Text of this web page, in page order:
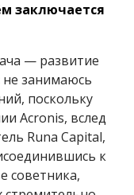
заключается
— развитие
не занимаюсь
поскольку
Acronis, вслед
Runa Capital,
к
советника,